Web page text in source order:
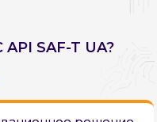
SAF-T UA?